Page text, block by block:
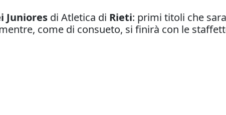
Juniores di Atletica di Rieti: primi titoli che
come di consueto, si finirà con le